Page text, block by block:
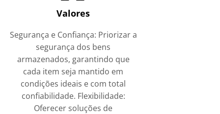
Valores
Segurança e Confiança: Priorizar a
segurança dos bens
armazenados, garantindo que
cada item seja mantido em
condições ideais e com total
confiabilidade. Flexibilidade:
Oferecer soluções de